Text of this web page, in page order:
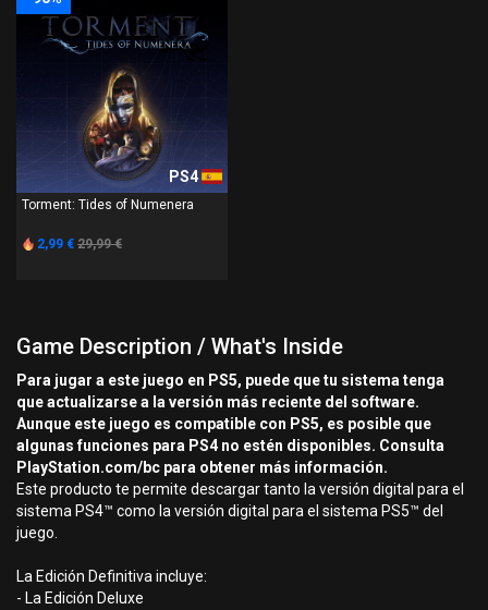
PS4
Torment: Tides of Numenera
2,99 € 29,99 €
Game Description / What's Inside
Para jugar a este juego en PS5, puede que tu sistema tenga
que actualizarse a la versión más reciente del software.
Aunque este juego es compatible con PS5, es posible que
algunas funciones para PS4 no estén disponibles. Consulta
PlayStation.com/bc para obtener más información.
Este producto te permite descargar tanto la versión digital para el
sistema PS4™ como la versión digital para el sistema PS5™ del
juego.
La Edición Definitiva incluye:
- La Edición Deluxe